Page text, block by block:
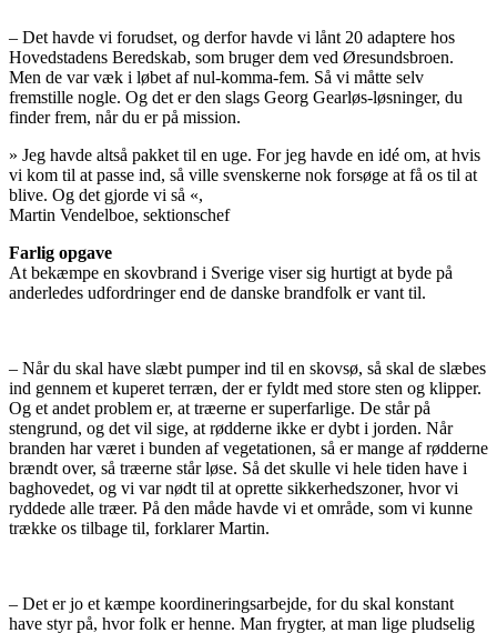
– Det havde vi forudset, og derfor havde vi lånt 20 adaptere hos
Hovedstadens Beredskab, som bruger dem ved Øresundsbroen.
Men de var væk i løbet af nul-komma-fem. Så vi måtte selv
fremstille nogle. Og det er den slags Georg Gearløs-løsninger, du
finder frem, når du er på mission.
» Jeg havde altså pakket til en uge. For jeg havde en idé om, at hvis
vi kom til at passe ind, så ville svenskerne nok forsøge at få os til at
blive. Og det gjorde vi så «,
Martin Vendelboe, sektionschef
Farlig opgave
At bekæmpe en skovbrand i Sverige viser sig hurtigt at byde på
anderledes udfordringer end de danske brandfolk er vant til.
– Når du skal have slæbt pumper ind til en skovsø, så skal de slæbes
ind gennem et kuperet terræn, der er fyldt med store sten og klipper.
Og et andet problem er, at træerne er superfarlige. De står på
stengrund, og det vil sige, at rødderne ikke er dybt i jorden. Når
branden har været i bunden af vegetationen, så er mange af rødderne
brændt over, så træerne står løse. Så det skulle vi hele tiden have i
baghovedet, og vi var nødt til at oprette sikkerhedszoner, hvor vi
ryddede alle træer. På den måde havde vi et område, som vi kunne
trække os tilbage til, forklarer Martin.
– Det er jo et kæmpe koordineringsarbejde, for du skal konstant
have styr på, hvor folk er henne. Man frygter, at man lige pludselig